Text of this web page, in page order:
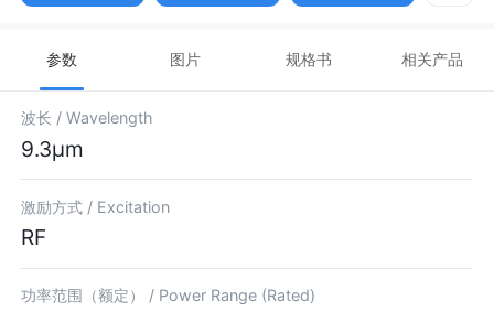
参数 图片 规格书 相关产品
波长 /Wavelength
9.3μm
激励方式 / Excitation
RF
功率范围（额定） / Power Range (Rated)